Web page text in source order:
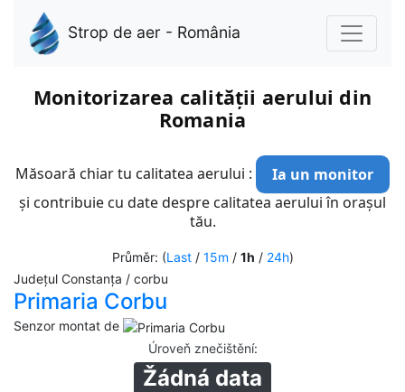
Strop de aer - România
Monitorizarea calității aerului din
Romania
Măsoară chiar tu calitatea aerului :
Ia un monitor
și contribuie cu date despre calitatea aerului în orașul
tău.
Průměr: (Last/ 15m / 1h / 24h)
Județul Constanța / corbu
Primaria Corbu
Senzor montat de
Úroveň znečištění:
Žádná data